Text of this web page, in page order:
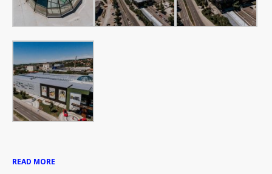
READ MORE